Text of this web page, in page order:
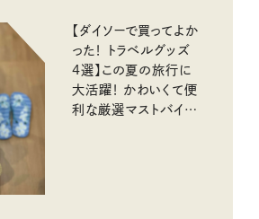
【ダイソーで買ってよか
った！ トラベルグッズ
4選】この夏の旅行に
大活躍！ かわいくて便
利な厳選マストバイア